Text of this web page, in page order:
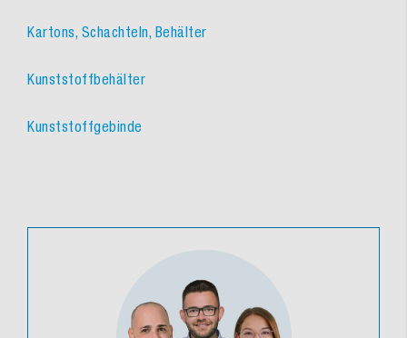
Kartons, Schachteln, Behälter
Kunststoffbehälter
Kunststoffgebinde